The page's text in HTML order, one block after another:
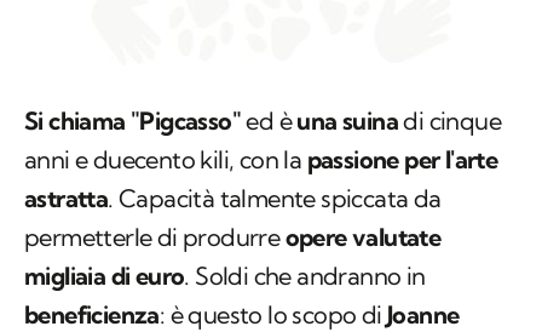
Si chiama "Pigcasso"ed èuna suinadi cinque
anni e duecento kili, con la passione per l'arte
astratta. Capacità talmente spiccata da
permetterle di produrreopere valutate
migliaia di euro. Soldi che andranno in
beneficienza: è questo lo scopo diJoanne